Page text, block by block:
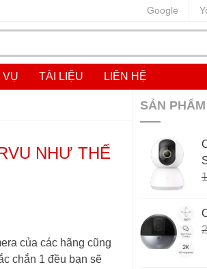
Google
kiếm:
VỤ TÀI LIỆU LIÊN HỆ
NHƯ THẾ
của các hãng cũng
chắn 1 đều bạn sẽ
SẢN